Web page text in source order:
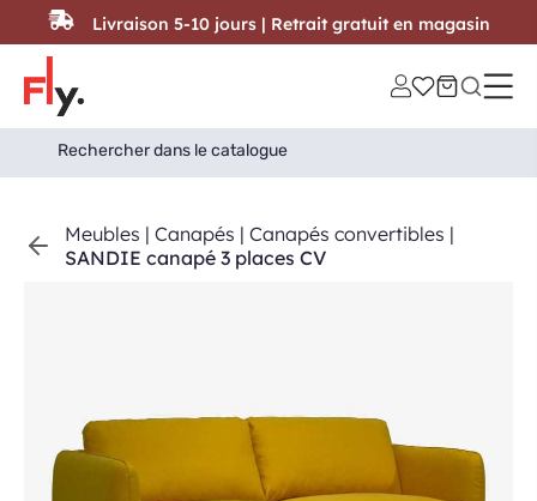
Passer au contenu
Search
for:
Search Button
Meubles | Canapés | Canapés convertibles |
SANDIE canapé 3 places CV
Livraison 5-10 jours | Retrait gratuit en magasin